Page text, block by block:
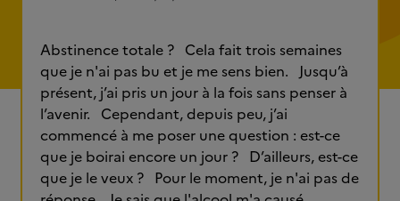
Abstinence totale ? Cela fait trois semaines
que je n'ai pas bu et je me sens bien. Jusqu’à
présent, j’ai pris un jour à la fois sans penser à
l’avenir. Cependant, depuis peu, j’ai
commencé à me poser une question : est-ce
que je boirai encore un jour ? D’ailleurs, est-ce
que je le veux ? Pour le moment, je n'ai pas de